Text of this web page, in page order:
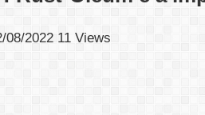
08/2022 11 Views